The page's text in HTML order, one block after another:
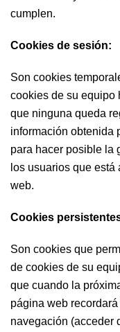
cumplen.
Cookies de sesión:
Son cookies
cookies de su equipo
que ninguna queda
información obtenida
para hacer posible la
los usuarios que
web.
Cookies
Son cookies que
de cookies de su
que cuando la
página web
navegación (acceder